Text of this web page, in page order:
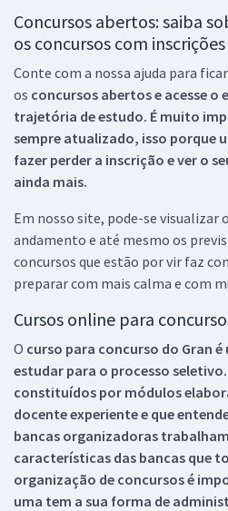
Concursos abertos: saiba
os concursos com
Conte com a nossa ajuda para
os concursos abertos e acesse o
trajetória de estudo. É muito
sempre atualizado, isso porque
fazer perder a inscrição e ver o
ainda mais.
Em nosso site, pode-se visualizar
andamento e até mesmo os
concursos que estão por vir faz
preparar com mais calma e com
Cursos online para
O curso para concurso do Gran
estudar para o processo
constituídos por módulos
docente experiente e que
bancas organizadoras
características das bancas que
organização de concursos é
uma tem a sua forma de